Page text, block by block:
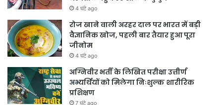
4 घंटे ago
रोज खाने वाली अरहर दाल पर भारत में बड़ी
वैज्ञानिक खोज, पहली बार तैयार हुआ पूरा
जीनोम
4 घंटे ago
अग्निवीर भर्ती के लिखित परीक्षा उत्तीर्ण
अभ्यर्थियों को मिलेगा निःशुल्क शारीरिक
प्रशिक्षण
7 घंटे ago